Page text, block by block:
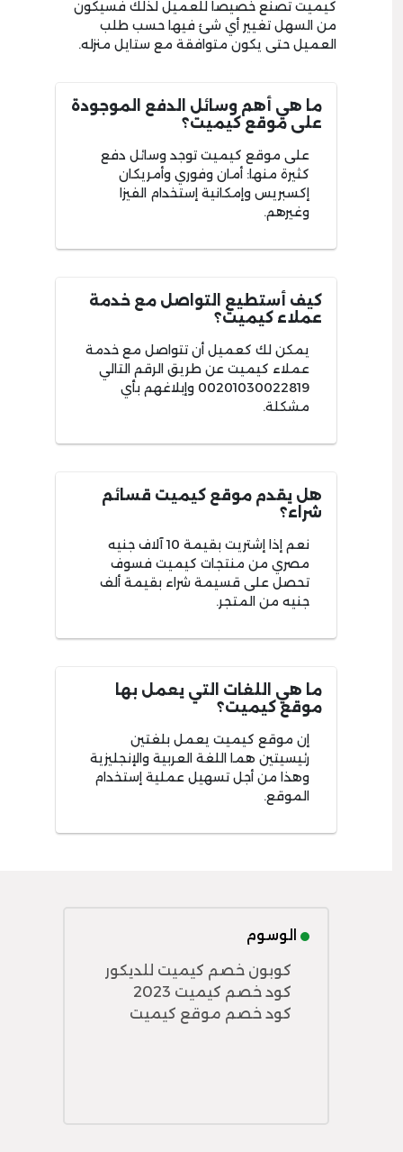
كيميت تصنع خصيصا للعميل لذلك فسيكون
من السهل تغيير أي شئ فيها حسب طلب
العميل حتى يكون متوافقة مع ستايل منزله.
ما هي أهم وسائل الدفع الموجودة
على موقع كيميت؟
على موقع كيميت توجد وسائل دفع
كثيرة منها: أمان وفوري وأمريكان
إكسبريس وإمكانية إستخدام الفيزا
وغيرهم.
كيف أستطيع التواصل مع خدمة
عملاء كيميت؟
يمكن لك كعميل أن تتواصل مع خدمة
عملاء كيميت عن طريق الرقم التالي
00201030022819 وإبلاغهم بأي
مشكلة.
هل يقدم موقع كيميت قسائم
شراء؟
نعم إذا إشتريت بقيمة 10 آلاف جنيه
مصري من منتجات كيميت فسوف
تحصل على قسيمة شراء بقيمة ألف
جنيه من المتجر.
ما هي اللغات التي يعمل بها
موقع كيميت؟
إن موقع كيميت يعمل بلغتين
رئيسيتين هما اللغة العربية والإنجليزية
وهذا من أجل تسهيل عملية إستخدام
الموقع.
الوسوم
كوبون خصم كيميت للديكور
كود خصم كيميت 2023
كود خصم موقع كيميت